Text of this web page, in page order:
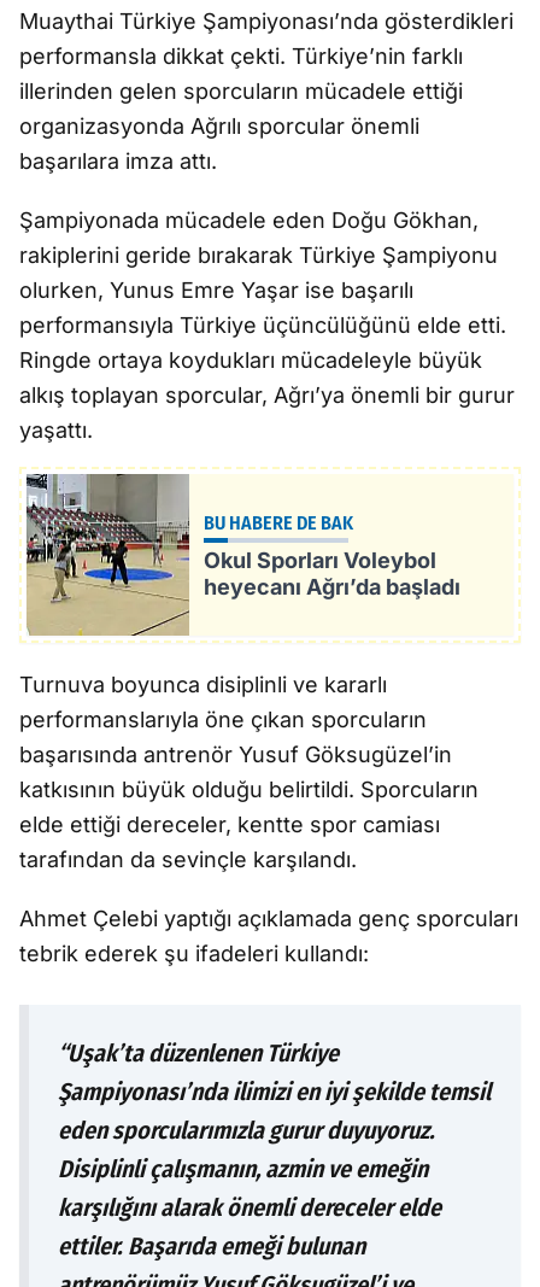
Muaythai Türkiye Şampiyonası’nda gösterdikleri
performansla dikkat çekti. Türkiye’nin farklı
illerinden gelen sporcuların mücadele ettiği
organizasyonda Ağrılı sporcular önemli
başarılara imza attı.
Şampiyonada mücadele eden Doğu Gökhan,
rakiplerini geride bırakarak Türkiye Şampiyonu
olurken, Yunus Emre Yaşar ise başarılı
performansıyla Türkiye üçüncülüğünü elde etti.
Ringde ortaya koydukları mücadeleyle büyük
alkış toplayan sporcular, Ağrı’ya önemli bir gurur
yaşattı.
BU HABERE DE BAK
Okul Sporları Voleybol
heyecanı Ağrı’da başladı
Turnuva boyunca disiplinli ve kararlı
performanslarıyla öne çıkan sporcuların
başarısında antrenör Yusuf Göksugüzel’in
katkısının büyük olduğu belirtildi. Sporcuların
elde ettiği dereceler, kentte spor camiası
tarafından da sevinçle karşılandı.
Ahmet Çelebi yaptığı açıklamada genç sporcuları
tebrik ederek şu ifadeleri kullandı:
“Uşak’ta düzenlenen Türkiye
Şampiyonası’nda ilimizi en iyi şekilde temsil
eden sporcularımızla gurur duyuyoruz.
Disiplinli çalışmanın, azmin ve emeğin
karşılığını alarak önemli dereceler elde
ettiler. Başarıda emeği bulunan